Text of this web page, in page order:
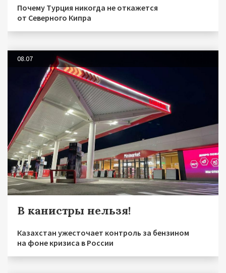
Почему Турция никогда не откажется
от Северного Кипра
08.07
В канистры нельзя!
Казахстан ужесточает контроль за бензином
на фоне кризиса в России